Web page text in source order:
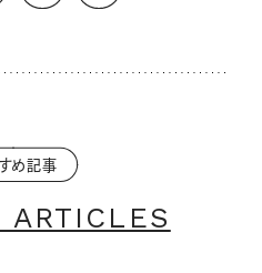
め記事
ARTICLES